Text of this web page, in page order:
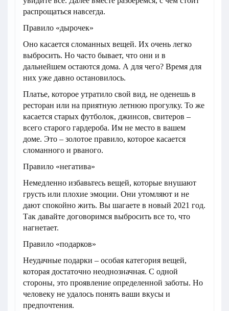
распрощаться навсегда.
Правило «дырочек»
Оно касается сломанных вещей. Их очень легко
выбросить. Но часто бывает, что они и в
дальнейшем остаются дома. А для чего? Время для
них уже давно остановилось.
Платье, которое утратило свой вид, не оденешь в
ресторан или на приятную летнюю прогулку. То же
касается старых футболок, джинсов, свитеров –
всего старого гардероба. Им не место в вашем
доме. Это – золотое правило, которое касается
сломанного и рваного.
Правило «негатива»
Немедленно избавьтесь вещей, которые внушают
грусть или плохие эмоции. Они утомляют и не
дают спокойно жить. Вы шагаете в новый 2021 год.
Так давайте договоримся выбросить все то, что
нагнетает.
Правило «подарков»
Неудачные подарки – особая категория вещей,
которая достаточно неоднозначная. С одной
стороны, это проявление определенной заботы. Но
человеку не удалось понять ваши вкусы и
предпочтения.